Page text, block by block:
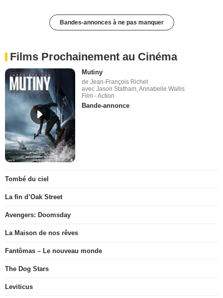
Bandes-annonces à ne pas manquer
Films Prochainement au Cinéma
Mutiny
de Jean-François Richet
avec Jason Statham, Annabelle Wallis
Film - Action
Bande-annonce
Tombé du ciel
La fin d’Oak Street
Avengers: Doomsday
La Maison de nos rêves
Fantômas – Le nouveau monde
The Dog Stars
Leviticus